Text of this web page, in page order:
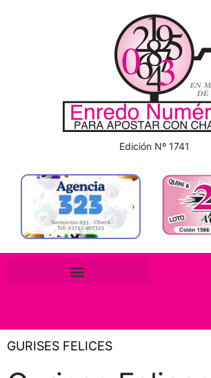
Edición Nº 1741
GURISES FELICES